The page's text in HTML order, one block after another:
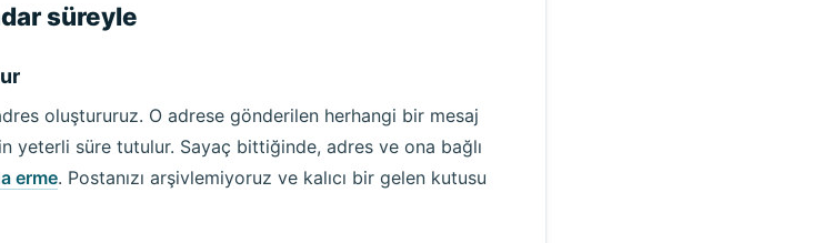
süreyle
oluştururuz. O adrese gönderilen herhangi bir mesaj
yeterli süre tutulur. Sayaç bittiğinde, adres ve ona bağlı
erme. Postanızı arşivlemiyoruz ve kalıcı bir gelen kutusu